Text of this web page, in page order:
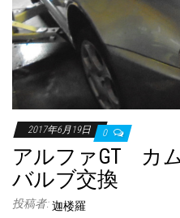
2017年6月19日 0
アルファGT カ
バルブ交換
投稿者: 迦楼羅